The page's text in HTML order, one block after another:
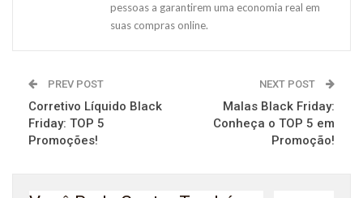
pessoas a garantirem uma economia real em
suas compras online.
PREV POST
Corretivo Líquido Black
Friday: TOP 5
Promoções!
NEXT POST
Malas Black Friday:
Conheça o TOP 5 em
Promoção!